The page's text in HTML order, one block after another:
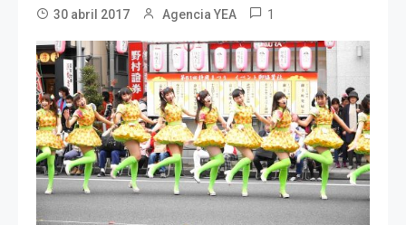
30 abril 2017 Agencia YEA 1